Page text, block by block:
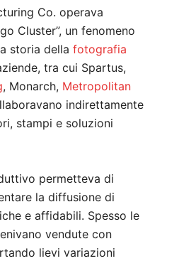
Co. operava
Cluster”, un fenomeno
storia della fotografia
tra cui Spartus,
, Monarch, Metropolitan
indirettamente
stampi e soluzioni
permetteva di
la diffusione di
e affidabili. Spesso le
vendute con
lievi variazioni